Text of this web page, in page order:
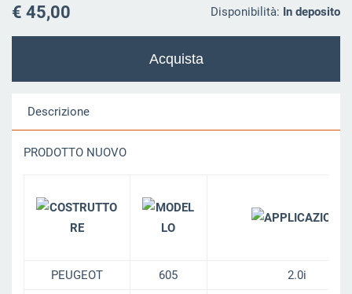
Disponibilità: In deposito
€ 45,00
Descrizione
PRODOTTO NUOVO
PEUGEOT 605 2.0i